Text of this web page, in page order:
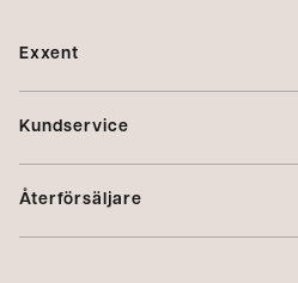
Exxent
Om Exxent
Profilering
Integritetspolicy
Kundservice
Kontakta oss
Återförsäljare